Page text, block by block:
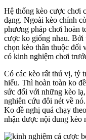
Hệ thống kèo cược chơi
dạng. Ngoài kèo chính
phương pháp chơi hoàn
cược ko giống nhau. Bởi
chọn kèo thân thuộc đối
có kinh nghiệm chơi
Có các kèo rất thú vị, tỷ
hiểu. Thì hoàn toàn ko
sức đối với những kèo
nghiên cứu đôi nét về
Ko đề nghị quá chạy
nhận được nội dung kèo